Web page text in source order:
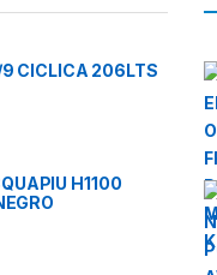
CICLICA 206LTS
H1100